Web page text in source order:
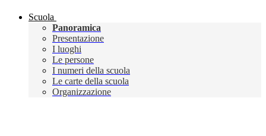
Scuola
Panoramica
Presentazione
I luoghi
Le persone
I numeri della scuola
Le carte della scuola
Organizzazione